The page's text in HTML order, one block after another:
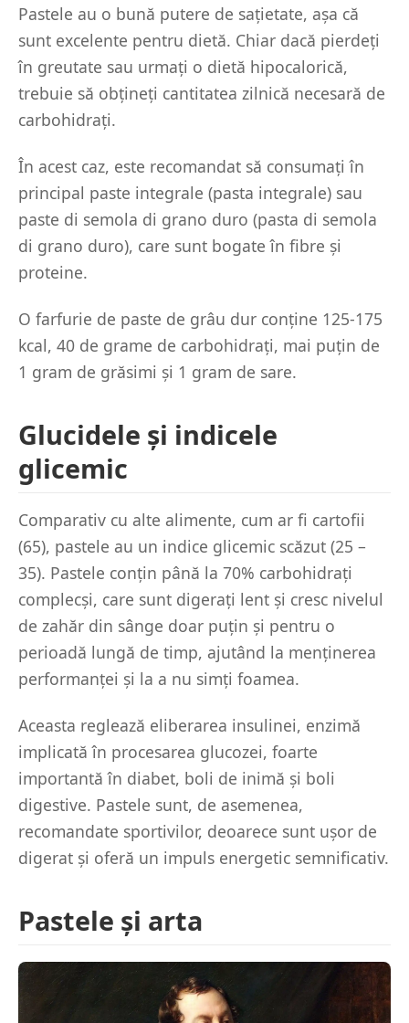
Pastele au o bună putere de sațietate, așa că
sunt excelente pentru dietă. Chiar dacă pierdeți
în greutate sau urmați o dietă hipocalorică,
trebuie să obțineți cantitatea zilnică necesară de
carbohidrați.
În acest caz, este recomandat să consumați în
principal paste integrale (pasta integrale) sau
paste di semola di grano duro (pasta di semola
di grano duro), care sunt bogate în fibre și
proteine.
O farfurie de paste de grâu dur conține 125-175
kcal, 40 de grame de carbohidrați, mai puțin de
1 gram de grăsimi și 1 gram de sare.
Glucidele și indicele
glicemic
Comparativ cu alte alimente, cum ar fi cartofii
(65), pastele au un indice glicemic scăzut (25 –
35). Pastele conțin până la 70% carbohidrați
complecși, care sunt digerați lent și cresc nivelul
de zahăr din sânge doar puțin și pentru o
perioadă lungă de timp, ajutând la menținerea
performanței și la a nu simți foamea.
Aceasta reglează eliberarea insulinei, enzimă
implicată în procesarea glucozei, foarte
importantă în diabet, boli de inimă și boli
digestive. Pastele sunt, de asemenea,
recomandate sportivilor, deoarece sunt ușor de
digerat și oferă un impuls energetic semnificativ.
Pastele și arta